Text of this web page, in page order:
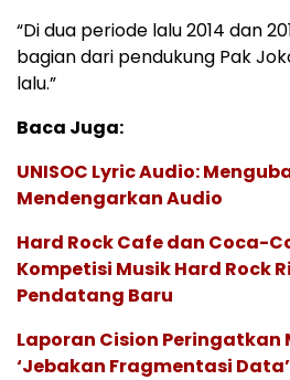
“Di dua periode lalu 2014 dan
bagian dari pendukung Pak
lalu.”
Baca Juga:
UNISOC Lyric Audio:
Mendengarkan Audio
Hard Rock Cafe dan Coca-
Kompetisi Musik Hard Rock
Pendatang Baru
Laporan Cision Peringatkan
‘Jebakan Fragmentasi